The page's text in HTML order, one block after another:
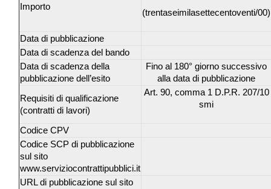
Importo
(trentaseimilasettecentoventi/00)
Data di pubblicazione
Data di scadenza del bando
Data di scadenza della
pubblicazione dell’esito
Fino al 180° giorno successivo
alla data di pubblicazione
Requisiti di qualificazione
(contratti di lavori)
Art. 90, comma 1 D.P.R. 207/10
smi
Codice CPV
Codice SCP di pubblicazione
sul sito
www.serviziocontrattipubblici.it
URL di pubblicazione sul sito